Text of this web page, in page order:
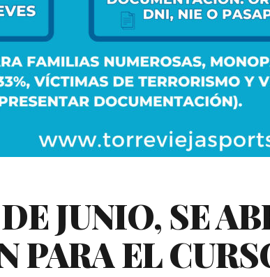
JUNIO, SE
PARA EL